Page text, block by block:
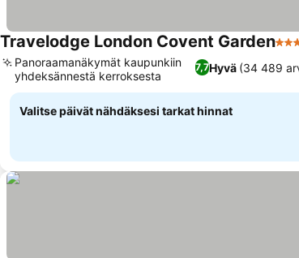
Travelodge London Covent Garden3
7,7Hyvä (34 489
Panoraamanäkymät kaupunkiin
yhdeksännestä kerroksesta
Valitse päivät nähdäksesi tarkat hinnat